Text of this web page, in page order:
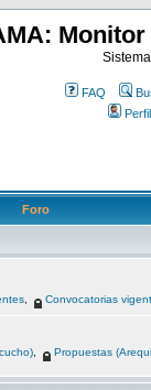
FAQ
Perfil
Foro
Convocatorias
Propuestas